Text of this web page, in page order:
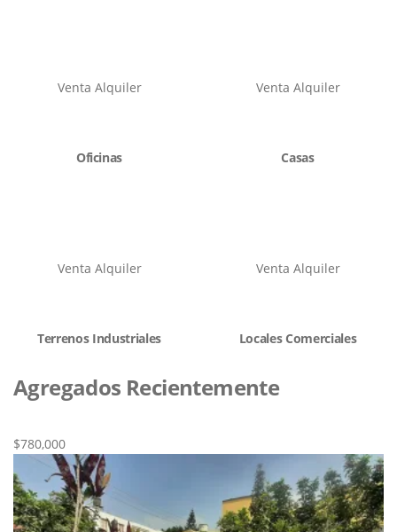
Venta Alquiler
Oficinas
Venta Alquiler
Casas
Venta Alquiler
Terrenos Industriales
Venta Alquiler
Locales Comerciales
Agregados Recientemente
$780,000